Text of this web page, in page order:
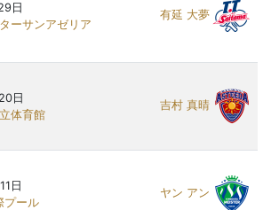
日
ーサンアゼリア
有延 大夢
日
体育館
吉村 真晴
日
プール
ヤン アン